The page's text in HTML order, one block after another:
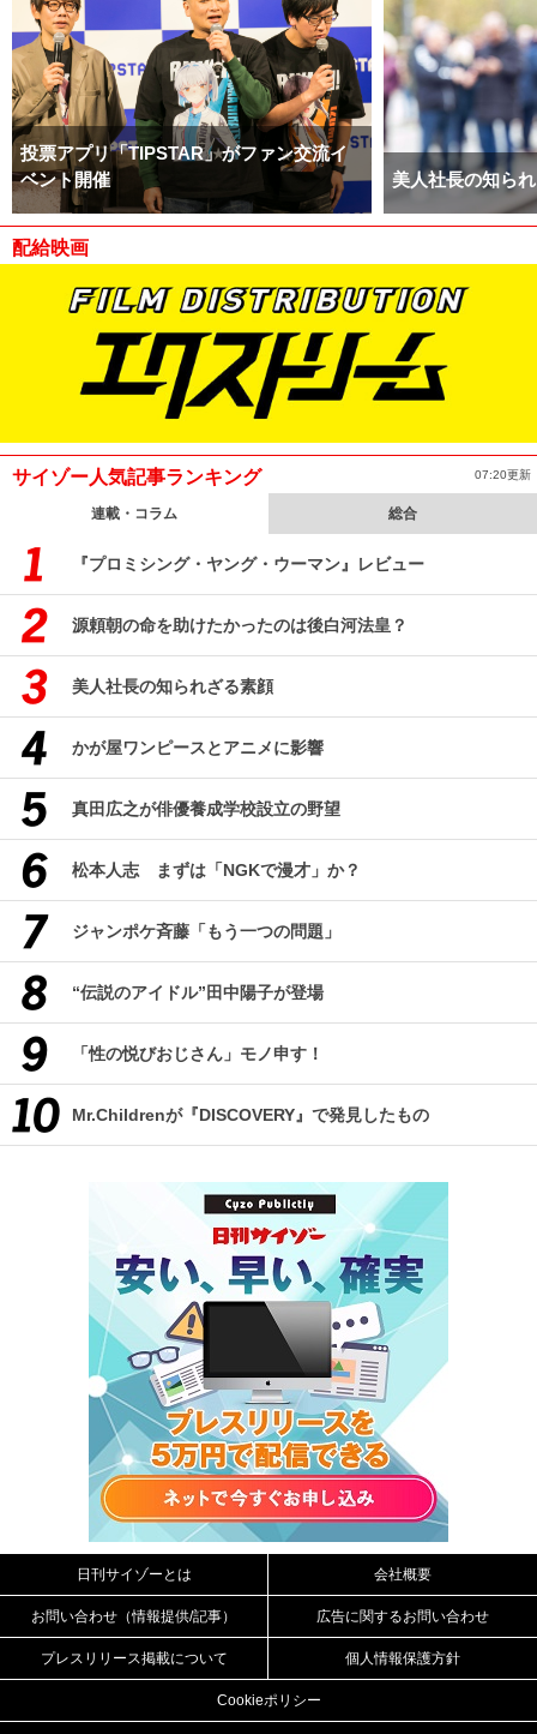
投票アプリ「TIPSTAR」がファン交流イ
ベント開催
美人社長の知ら
配給映画
サイゾー人気記事ランキング 07:20更新
連載・コラム 総合
『プロミシング・ヤング・ウーマン』レビュー
源頼朝の命を助けたかったのは後白河法皇？
美人社長の知られざる素顔
かが屋ワンピースとアニメに影響
真田広之が俳優養成学校設立の野望
松本人志 まずは「NGKで漫才」か？
ジャンポケ斉藤「もう一つの問題」
“伝説のアイドル”田中陽子が登場
「性の悦びおじさん」モノ申す！
Mr.Childrenが『DISCOVERY』で発見したもの
日刊サイゾーとは 会社概要
お問い合わせ（情報提供/記事） 広告に関するお問い合わせ
プレスリリース掲載について 個人情報保護方針
Cookieポリシー